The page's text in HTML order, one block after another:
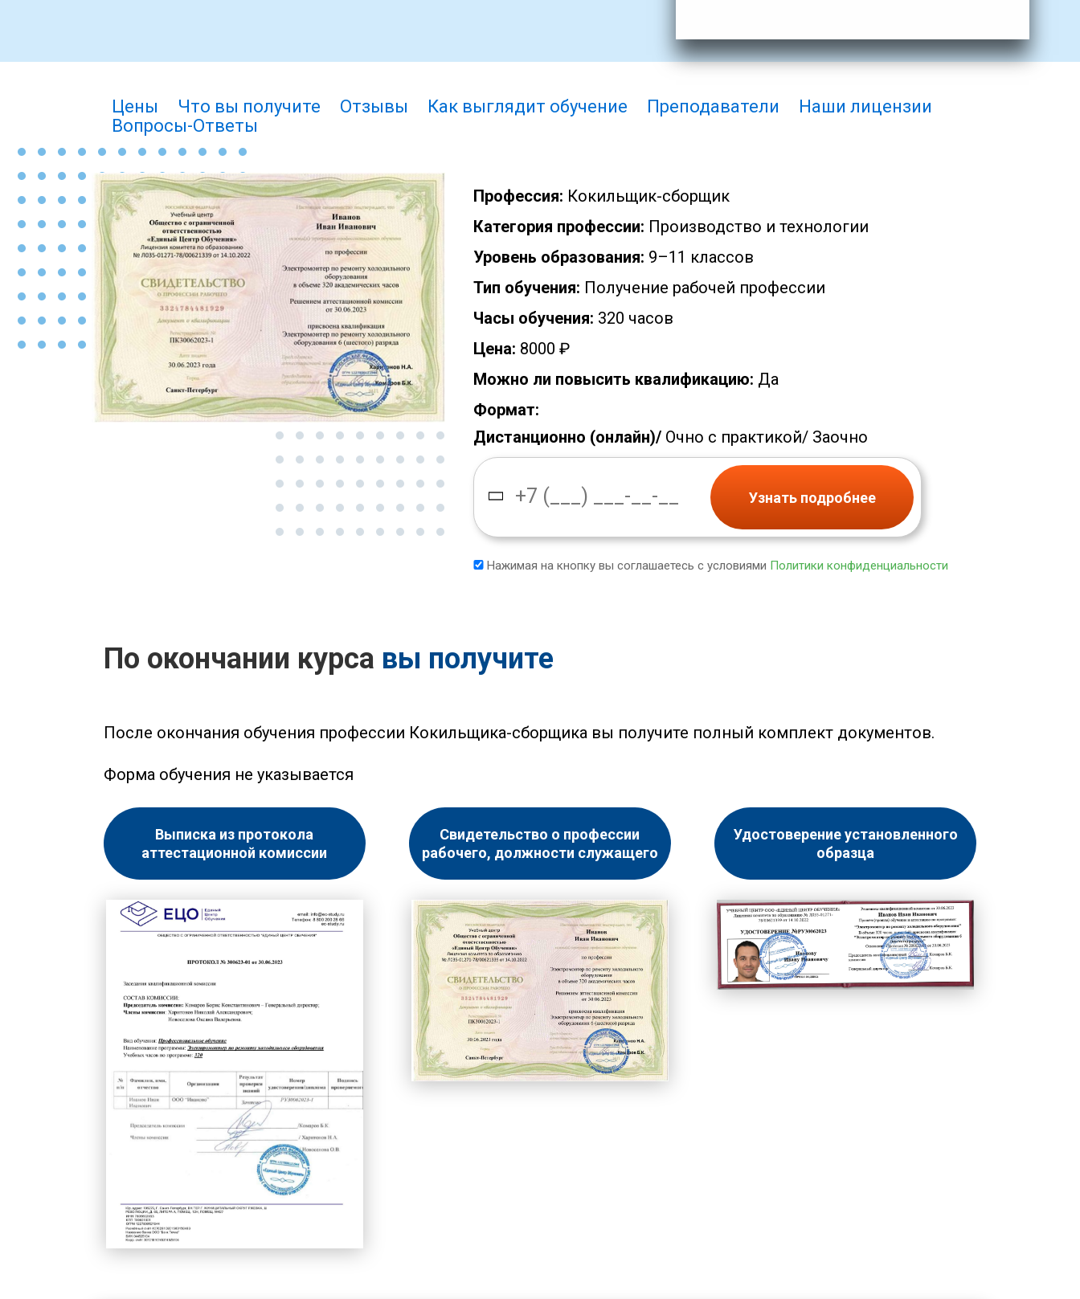
Цены Что вы получите Отзывы Как выглядит обучение Преподаватели
Наши лицензии
Вопросы-Ответы
Профессия: Кокильщик-сборщик
Категория профессии: Производство и технологии
Уровень образования: 9–11 классов
Тип обучения: Получение рабочей профессии
Часы обучения: 320 часов
Цена: 8000 ₽
Можно ли повысить квалификацию: Да
Формат:
Дистанционно (онлайн)/ Очно с практикой/ Заочно
Узнать подробнее
Нажимая на кнопку вы соглашаетесь с условиями Политики конфиденциальности
По окончании курса вы получите
После окончания обучения профессии Кокильщика-сборщика вы получите полный комплект документов.
Форма обучения не указывается
Выписка из протокола
аттестационной комиссии
Свидетельство о профессии
рабочего, должности служащего
Удостоверение установленного
образца